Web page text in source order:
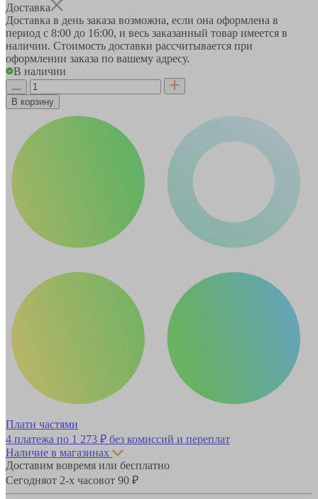
Доставка
Доставка в день заказа возможна, если она оформлена в
период с 8:00 до 16:00, и весь заказанный товар имеется в
наличии. Стоимость доставки рассчитывается при
оформлении заказа по вашему адресу.
В наличии
В корзину
Плати частями
4 платежа по 1 273 ₽ без комиссий и переплат
Наличие в магазинах
Доставим вовремя или бесплатно
Сегодняот 2-х часовот 90 ₽